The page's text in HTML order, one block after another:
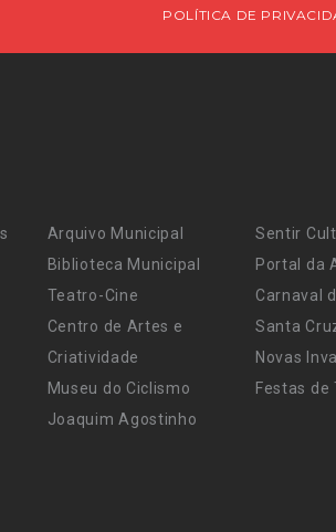
POLÍTICA DE
Arquivo Municipal
Biblioteca Municipal
Teatro-Cine
Centro de Artes e
Criatividade
Museu do Ciclismo
Joaquim Agostinho
Sentir
Portal da
Carnaval
Santa
Novas
Festas de